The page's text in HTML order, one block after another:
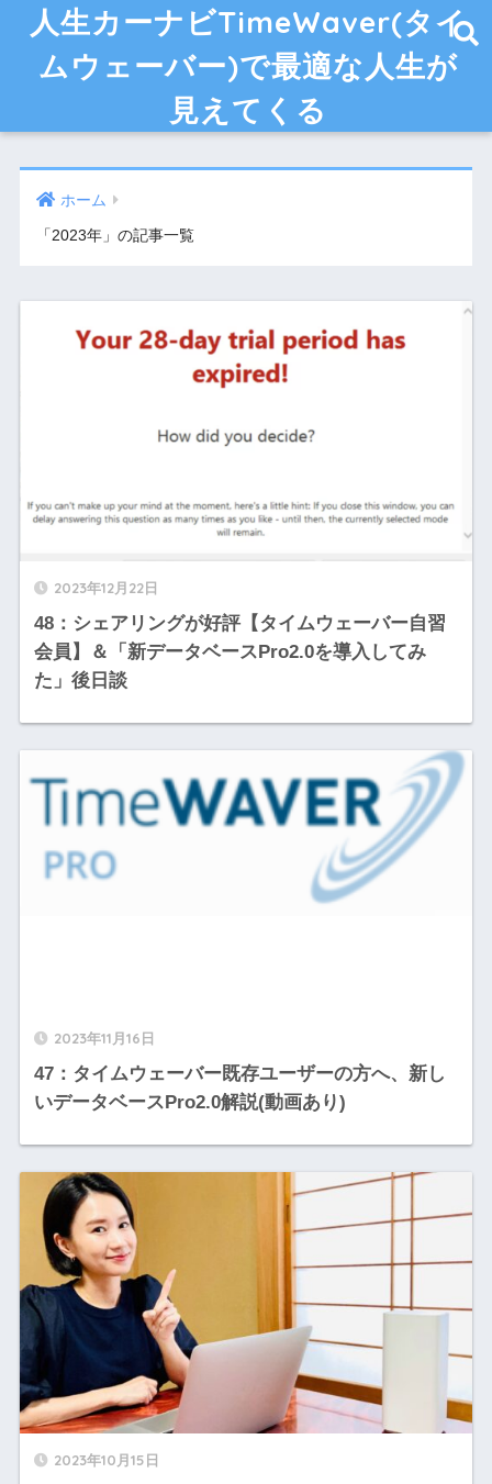
人生カーナビTimeWaver(タイ
ムウェーバー)で最適な人生が
見えてくる
ホーム
「2023年」の記事一覧
2023年12月22日
48：シェアリングが好評【タイムウェーバー自習
会員】＆「新データベースPro2.0を導入してみ
た」後日談
2023年11月16日
47：タイムウェーバー既存ユーザーの方へ、新し
いデータベースPro2.0解説(動画あり)
2023年10月15日